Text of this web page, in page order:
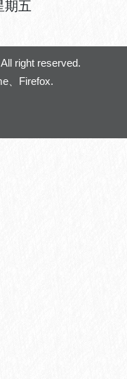
期五
All right reserved.
、Firefox.